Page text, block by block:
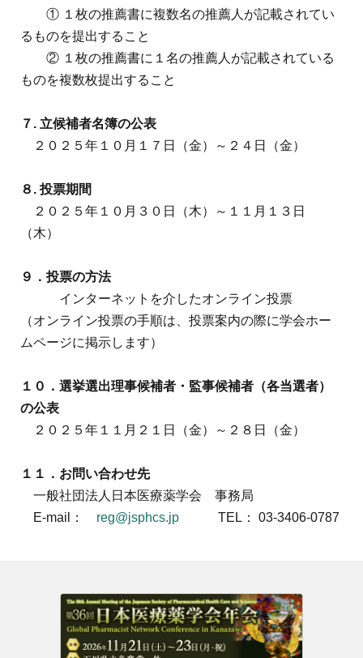
① １枚の推薦書に複数名の推薦人が記載されてい
るものを提出すること
② １枚の推薦書に１名の推薦人が記載されている
ものを複数枚提出すること
７ . 立候補者名簿の公表
２０２５年１０月１７日（金）～２４日（金）
８ . 投票期間
２０２５年１０月３０日（木）～１１月１３日
（木）
９．投票の方法
インターネットを介したオンライン投票
（オンライン投票の手順は、投票案内の際に学会ホー
ムページに掲示します）
１０．選挙選出理事候補者・監事候補者（各当選者）
の公表
２０２５年１１月２１日（金）～２８日（金）
１１．お問い合わせ先
一般社団法人日本医療薬学会 事務局
E-mail： reg@jsphcs.jp TEL ： 03-3406-0787